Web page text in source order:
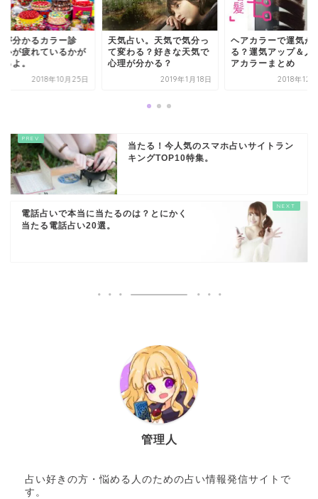
が分かるカラー診
心が疲れているかが
よ。
2018年10月25日
天気占い。天気で気分っ
て変わる？好きな天気で
心理が分かる？
2019年1月18日
ヘアカラーで運気が
る？運気アップ＆人
アカラーまとめ
2018年12
当たる！今人気のスマホ占いサイトラン
キングTOP10特集。
電話占いで本当に当たるのは？とにかく
当たる電話占い20選。
管理人
占い好きの方・悩める人のための占い情報発信サイトで
す。